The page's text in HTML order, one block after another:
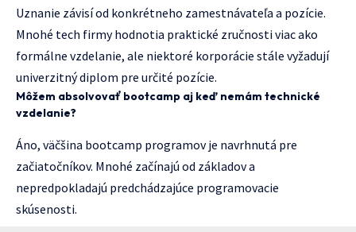
Uznanie závisí od konkrétneho zamestnávateľa a pozície.
Mnohé tech firmy hodnotia praktické zručnosti viac ako
formálne vzdelanie, ale niektoré korporácie stále vyžadují
univerzitný diplom pre určité pozície.
Môžem absolvovať bootcamp aj keď nemám technické
vzdelanie?
Áno, väčšina bootcamp programov je navrhnutá pre
začiatočníkov. Mnohé začínajú od základov a
nepredpokladajú predchádzajúce programovacie
skúsenosti.